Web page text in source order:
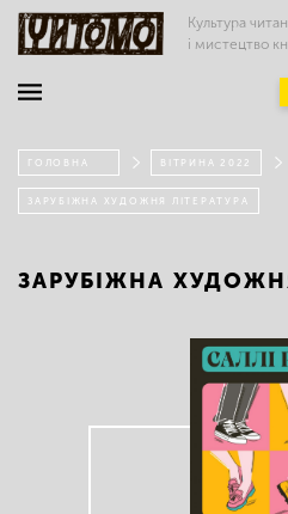
Культура
і мистецтво
ГОЛОВНА ВІТРИНА 2022
ЗАРУБІЖНА ХУДОЖНЯ ЛІТЕРАТУРА
ЗАРУБІЖНА